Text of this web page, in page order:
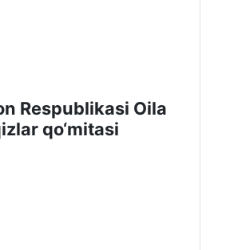
Respublikasi Oila
qo‘mitasi